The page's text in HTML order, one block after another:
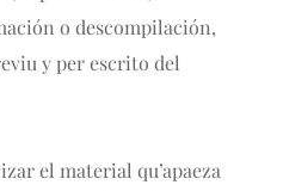
o descompilación,
y per escrito del
el material qu’apaeza